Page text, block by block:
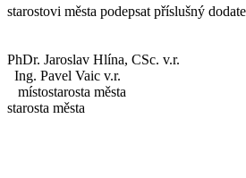
starostovi města podepsat příslušný
PhDr. Jaroslav
Ing. Pavel Vaic v.r.
starosta města